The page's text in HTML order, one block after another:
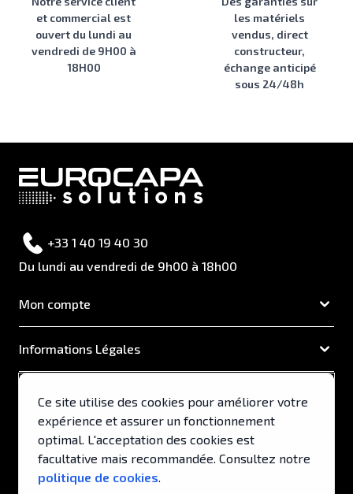
et commercial est
ouvert du lundi au
vendredi de 9H00 à
18H00
les matériels
vendus, direct
constructeur,
échange anticipé
sous 24/48h
+33 1 40 19 40 30
Du lundi au vendredi de 9h00 à 18h00
Mon compte
Informations Légales
Support & Services
Ce site utilise des cookies pour améliorer votre
expérience et assurer un fonctionnement
optimal. L'acceptation des cookies est
facultative mais recommandée. Consultez notre
politique de cookies.